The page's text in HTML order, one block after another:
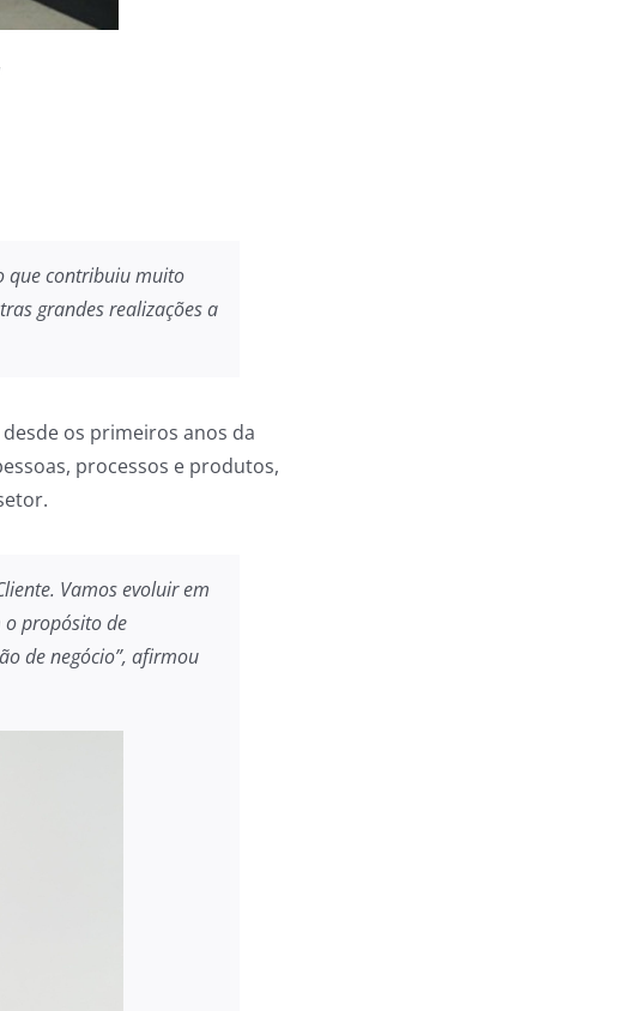
que contribuiu muito
grandes realizações a
os primeiros anos da
processos e produtos,
. Vamos evoluir em
o propósito de
de negócio”, afirmou